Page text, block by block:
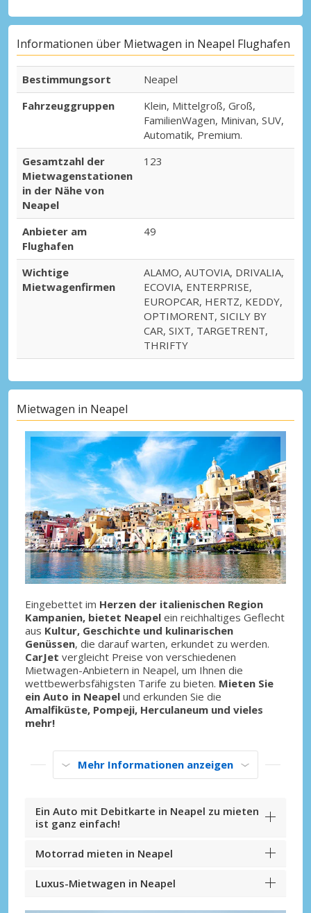
Informationen über Mietwagen in Neapel Flughafen
Bestimmungsort
Neapel
Fahrzeuggruppen
Klein, Mittelgroß, Groß,
FamilienWagen, Minivan, SUV,
Automatik, Premium.
Gesamtzahl der
Mietwagenstationen
in der Nähe von
Neapel
123
Anbieter am
Flughafen
49
Wichtige
Mietwagenfirmen
ALAMO, AUTOVIA, DRIVALIA,
ECOVIA, ENTERPRISE,
EUROPCAR, HERTZ, KEDDY,
OPTIMORENT, SICILY BY
CAR, SIXT, TARGETRENT,
THRIFTY
Mietwagen in Neapel
Eingebettet im Herzen der italienischen Region
Kampanien, bietet Neapel ein reichhaltiges Geflecht
aus Kultur, Geschichte und kulinarischen
Genüssen, die darauf warten, erkundet zu werden.
CarJet vergleicht Preise von verschiedenen
Mietwagen-Anbietern in Neapel, um Ihnen die
wettbewerbsfähigsten Tarife zu bieten. Mieten Sie
ein Auto in Neapel und erkunden Sie die
Amalfiküste, Pompeji, Herculaneum und vieles
mehr!
Mehr Informationen anzeigen
Ein Auto mit Debitkarte in Neapel zu mieten
ist ganz einfach!
Motorrad mieten in Neapel
Luxus-Mietwagen in Neapel